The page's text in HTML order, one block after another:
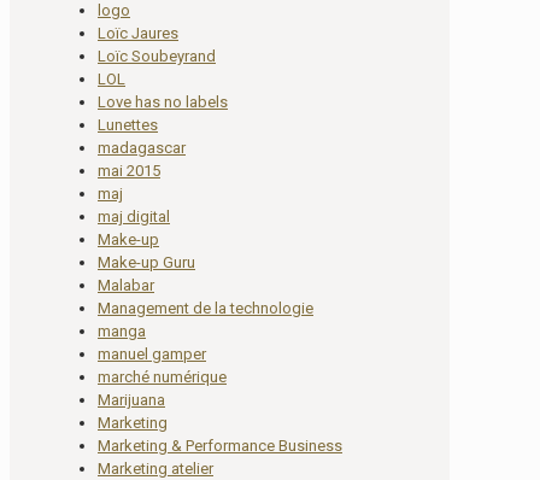
logo
Loïc Jaures
Loïc Soubeyrand
LOL
Love has no labels
Lunettes
madagascar
mai 2015
maj
maj digital
Make-up
Make-up Guru
Malabar
Management de la technologie
manga
manuel gamper
marché numérique
Marijuana
Marketing
Marketing & Performance Business
Marketing atelier